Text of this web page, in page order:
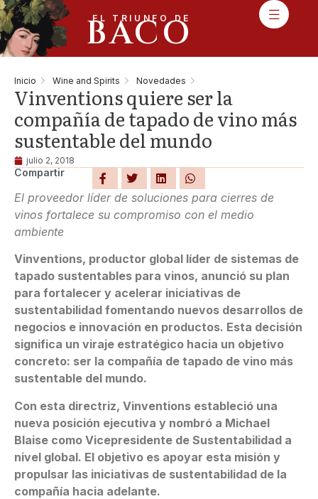
EL TRIUNFO DE
BACO
Inicio Wine and Spirits Novedades
Vinventions quiere ser la
compañía de tapado de vino más
sustentable del mundo
julio 2, 2018
Compartir
El proveedor líder de soluciones para cierres de
vinos fortalece su compromiso con el medio
ambiente
Vinventions, productor global líder de sistemas de
tapado sustentables para vinos, anunció su plan
para fortalecer y acelerar iniciativas de
sustentabilidad fomentando nuevos desarrollos de
negocios e innovación en productos. Esta decisión
significa un viraje estratégico hacia un objetivo
concreto: ser la compañía de tapado de vino más
sustentable del mundo.
Con esta directriz, Vinventions estableció una
nueva posición ejecutiva y nombró a Michael
Blaise como Vicepresidente de Sustentabilidad a
nivel global. El objetivo es apoyar esta misión y
propulsar las iniciativas de sustentabilidad de la
compañía hacia adelante.